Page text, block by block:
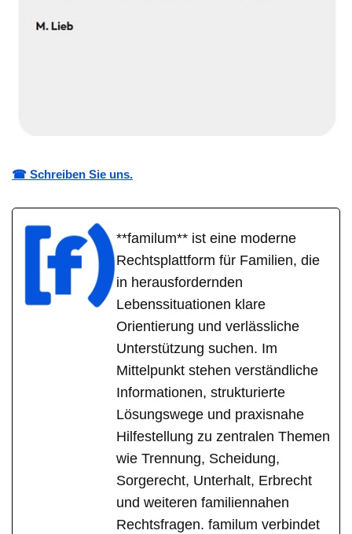
☎ Schreiben Sie uns.
**familum** ist eine moderne
Rechtsplattform für Familien, die
in herausfordernden
Lebenssituationen klare
Orientierung und verlässliche
Unterstützung suchen. Im
Mittelpunkt stehen verständliche
Informationen, strukturierte
Lösungswege und praxisnahe
Hilfestellung zu zentralen Themen
wie Trennung, Scheidung,
Sorgerecht, Unterhalt, Erbrecht
und weiteren familiennahen
Rechtsfragen. familum verbindet